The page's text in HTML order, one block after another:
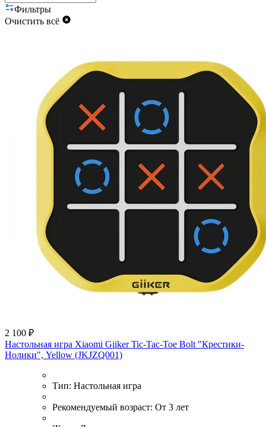
Фильтры
Очистить всё
2 100 ₽
Настольная игра Xiaomi Giiker Tic-Tac-Toe Bolt "Крестики-
Нолики", Yellow (JKJZQ001)
Тип: Настольная игра
Рекомендуемый возраст: От 3 лет